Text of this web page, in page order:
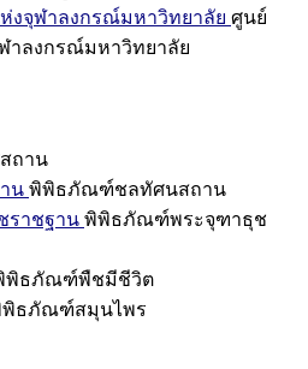
งจุฬาลงกรณ์มหาวิทยาลัย ศูนย์
าลงกรณ์มหาวิทยาลัย
ถาน
น พิพิธภัณฑ์ชลทัศนสถาน
าชฐาน พิพิธภัณฑ์พระจุฑาธุช
พิธภัณฑ์พืชมีชีวิต
ธภัณฑ์สมุนไพร